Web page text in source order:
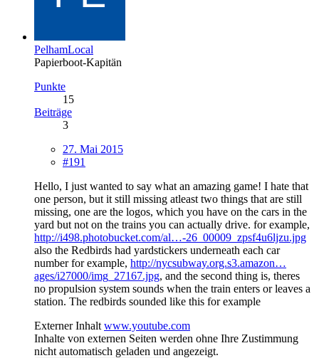
PelhamLocal
Papierboot-Kapitän
Punkte
15
Beiträge
3
27. Mai 2015
#191
Hello, I just wanted to say what an amazing game! I hate that
one person, but it still missing atleast two things that are still
missing, one are the logos, which you have on the cars in the
yard but not on the trains you can actually drive. for example,
http://i498.photobucket.com/al…-26_00009_zpsf4u6ljzu.jpg
also the Redbirds had yardstickers underneath each car
number for example, http://nycsubway.org.s3.amazon…
ages/i27000/img_27167.jpg, and the second thing is, theres
no propulsion system sounds when the train enters or leaves a
station. The redbirds sounded like this for example
Externer Inhalt www.youtube.com
Inhalte von externen Seiten werden ohne Ihre Zustimmung
nicht automatisch geladen und angezeigt.